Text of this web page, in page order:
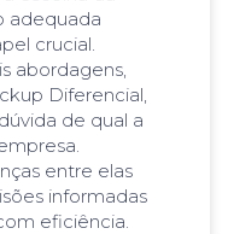
adequada
crucial.
abordagens,
Diferencial,
de qual a
entre elas
informadas
eficiência.